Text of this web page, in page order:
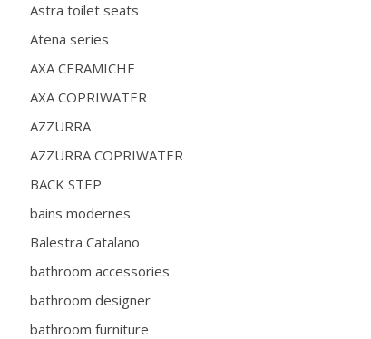
Astra toilet seats
Atena series
AXA CERAMICHE
AXA COPRIWATER
AZZURRA
AZZURRA COPRIWATER
BACK STEP
bains modernes
Balestra Catalano
bathroom accessories
bathroom designer
bathroom furniture